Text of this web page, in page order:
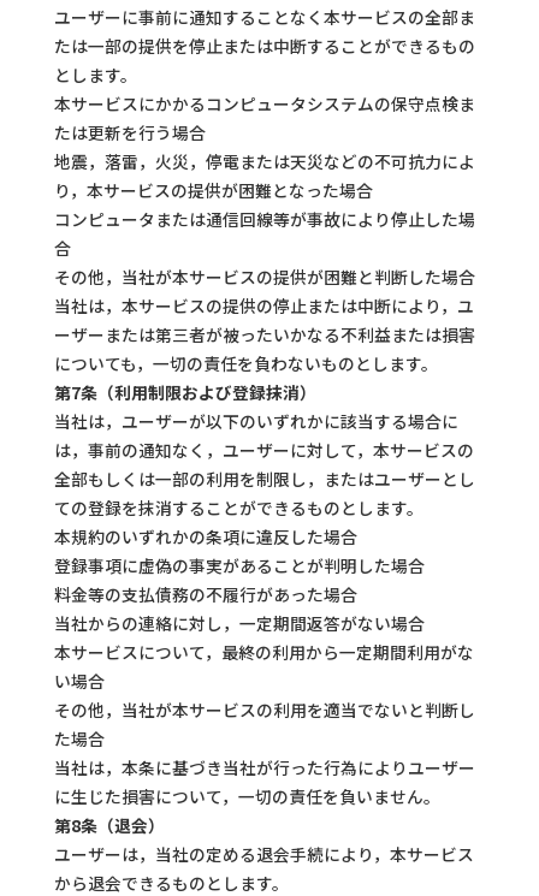
ユーザーに事前に通知することなく本サービスの全部ま
たは一部の提供を停止または中断することができるもの
とします。
本サービスにかかるコンピュータシステムの保守点検ま
たは更新を行う場合
地震，落雷，火災，停電または天災などの不可抗力によ
り，本サービスの提供が困難となった場合
コンピュータまたは通信回線等が事故により停止した場
合
その他，当社が本サービスの提供が困難と判断した場合
当社は，本サービスの提供の停止または中断により，ユ
ーザーまたは第三者が被ったいかなる不利益または損害
についても，一切の責任を負わないものとします。
第7条（利用制限および登録抹消）
当社は，ユーザーが以下のいずれかに該当する場合に
は，事前の通知なく，ユーザーに対して，本サービスの
全部もしくは一部の利用を制限し，またはユーザーとし
ての登録を抹消することができるものとします。
本規約のいずれかの条項に違反した場合
登録事項に虚偽の事実があることが判明した場合
料金等の支払債務の不履行があった場合
当社からの連絡に対し，一定期間返答がない場合
本サービスについて，最終の利用から一定期間利用がな
い場合
その他，当社が本サービスの利用を適当でないと判断し
た場合
当社は，本条に基づき当社が行った行為によりユーザー
に生じた損害について，一切の責任を負いません。
第8条（退会）
ユーザーは，当社の定める退会手続により，本サービス
から退会できるものとします。